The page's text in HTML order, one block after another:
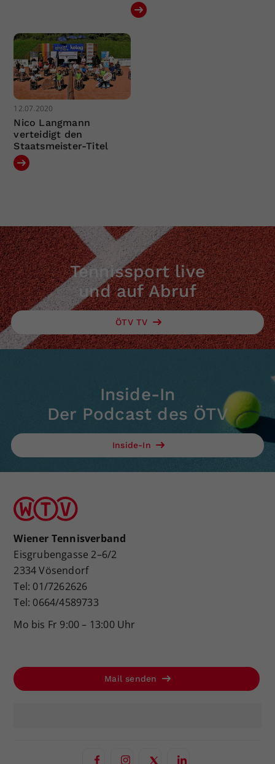
12.07.2020
Nico Langmann
verteidigt den
Staatsmeister-Titel
Tennissport live
und auf Abruf
ÖTV TV
Inside-In
Der Podcast des ÖTV
Inside-In
Wiener Tennisverband
Eisgrubengasse 2–6/2
2334 Vösendorf
Tel: 01/7262626
Tel: 0664/4589733
Mo bis Fr 9:00 – 13:00 Uhr
Mail senden